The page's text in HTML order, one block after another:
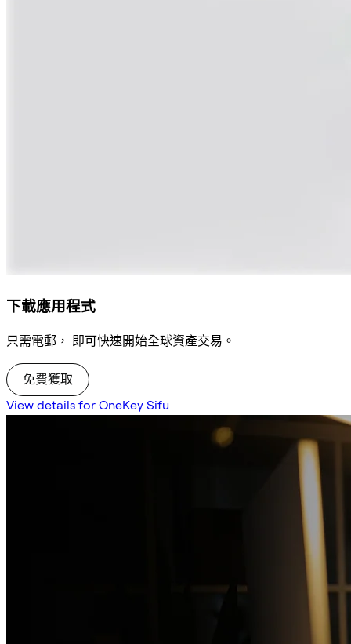
下載應用程式
只需電郵， 即可快速開始全球資產交易。
免費獲取
View details for OneKey Sifu